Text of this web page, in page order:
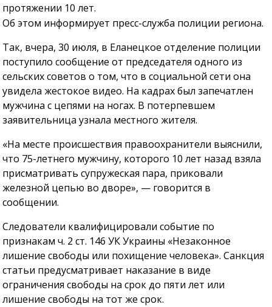
протяжении 10 лет.
Об этом информирует пресс-служба полиции региона.
Так, вчера, 30 июля, в Еланецкое отделение полиции
поступило сообщение от председателя одного из
сельских советов о том, что в социальной сети она
увидела жестокое видео. На кадрах был запечатлен
мужчина с цепями на ногах. В потерпевшем
заявительница узнала местного жителя.
«На месте происшествия правоохранители выяснили,
что 75-летнего мужчину, которого 10 лет назад взяла
присматривать супружеская пара, приковали
железной цепью во дворе», — говорится в
сообщении.
Следователи квалифицировали событие по
признакам ч. 2 ст. 146 УК Украины «Незаконное
лишение свободы или похищение человека». Санкция
статьи предусматривает наказание в виде
ограничения свободы на срок до пяти лет или
лишение свободы на тот же срок.